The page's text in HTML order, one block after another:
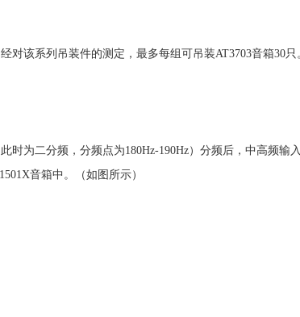
该系列吊装件的测定，最多每组可吊装AT3703音箱30只
时为二分频，分频点为180Hz-190Hz）分频后，中高频输
音箱中。（如图所示）